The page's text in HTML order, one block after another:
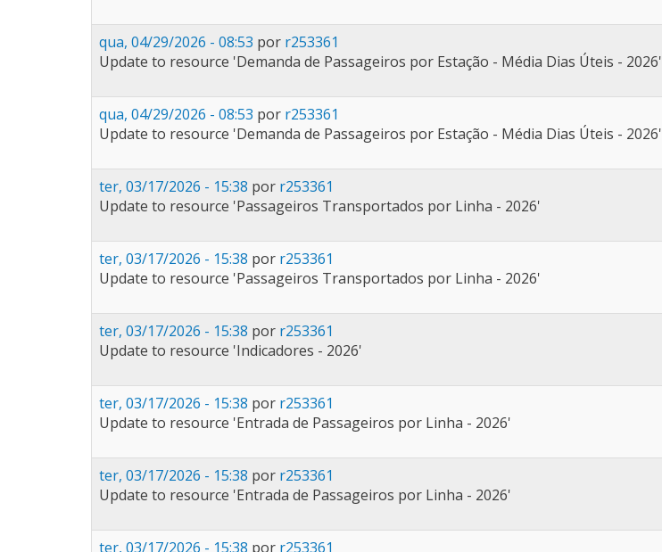
qua, 04/29/2026 - 08:53 por r253361
Update to resource 'Demanda de Passageiros por Estação - Média Dias Úteis - 2026'
qua, 04/29/2026 - 08:53 por r253361
Update to resource 'Demanda de Passageiros por Estação - Média Dias Úteis - 2026'
ter, 03/17/2026 - 15:38 por r253361
Update to resource 'Passageiros Transportados por Linha - 2026'
ter, 03/17/2026 - 15:38 por r253361
Update to resource 'Passageiros Transportados por Linha - 2026'
ter, 03/17/2026 - 15:38 por r253361
Update to resource 'Indicadores - 2026'
ter, 03/17/2026 - 15:38 por r253361
Update to resource 'Entrada de Passageiros por Linha - 2026'
ter, 03/17/2026 - 15:38 por r253361
Update to resource 'Entrada de Passageiros por Linha - 2026'
ter, 03/17/2026 - 15:38 por r253361